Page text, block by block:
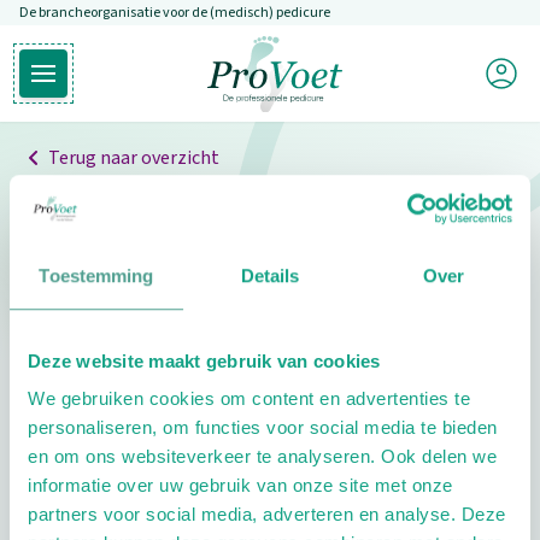
Toestemming Details Over
Deze website maakt gebruik van cookies
We gebruiken cookies om content en advertenties te
personaliseren, om functies voor social media te bieden
en om ons websiteverkeer te analyseren. Ook delen we
informatie over uw gebruik van onze site met onze
partners voor social media, adverteren en analyse. Deze
Overslaan en naar de inhoud gaan
De brancheorganisatie voor de (medisch) pedicure
Open hoofdmenu
Ga naar de homepagina
Mijn
Terug naar overzicht
Professionals
Pedicure niet gevonden
pedicure.